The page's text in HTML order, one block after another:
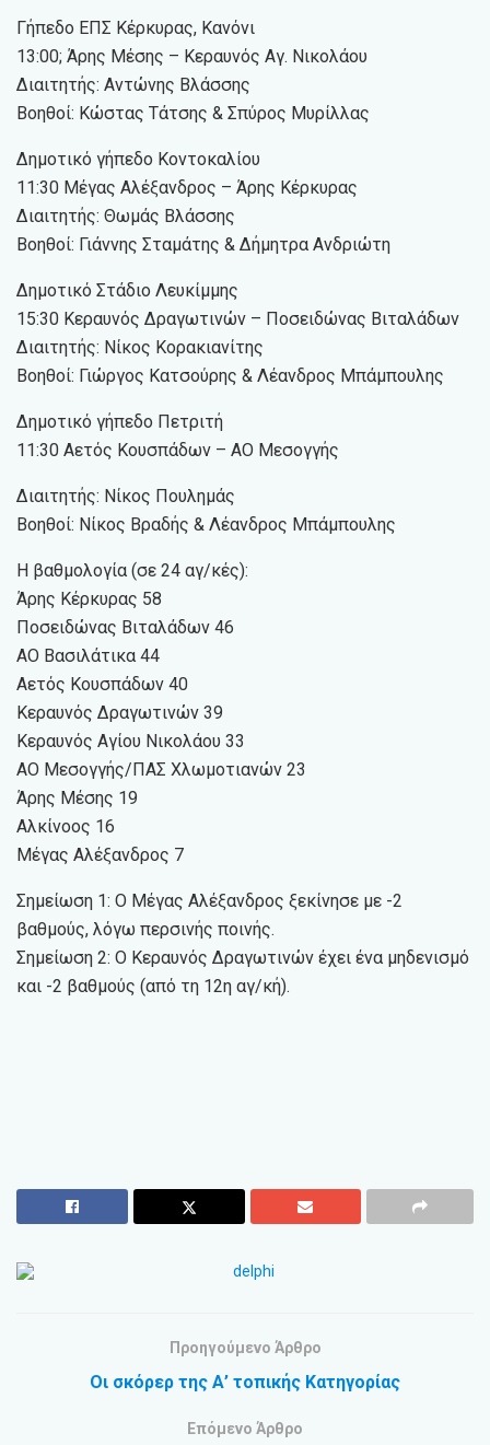
Γήπεδο ΕΠΣ Κέρκυρας, Κανόνι
13:00; Άρης Μέσης – Κεραυνός Αγ. Νικολάου
Διαιτητής: Αντώνης Βλάσσης
Βοηθοί: Κώστας Τάτσης & Σπύρος Μυρίλλας
Δημοτικό γήπεδο Κοντοκαλίου
11:30 Μέγας Αλέξανδρος – Άρης Κέρκυρας
Διαιτητής: Θωμάς Βλάσσης
Βοηθοί: Γιάννης Σταμάτης & Δήμητρα Ανδριώτη
Δημοτικό Στάδιο Λευκίμμης
15:30 Κεραυνός Δραγωτινών – Ποσειδώνας Βιταλάδων
Διαιτητής: Νίκος Κορακιανίτης
Βοηθοί: Γιώργος Κατσούρης & Λέανδρος Μπάμπουλης
Δημοτικό γήπεδο Πετριτή
11:30 Αετός Κουσπάδων – ΑΟ Μεσογγής
Διαιτητής: Νίκος Πουλημάς
Βοηθοί: Νίκος Βραδής & Λέανδρος Μπάμπουλης
Η βαθμολογία (σε 24 αγ/κές):
Άρης Κέρκυρας 58
Ποσειδώνας Βιταλάδων 46
ΑΟ Βασιλάτικα 44
Αετός Κουσπάδων 40
Κεραυνός Δραγωτινών 39
Κεραυνός Αγίου Νικολάου 33
ΑΟ Μεσογγής/ΠΑΣ Χλωμοτιανών 23
Άρης Μέσης 19
Αλκίνοος 16
Μέγας Αλέξανδρος 7
Σημείωση 1: Ο Μέγας Αλέξανδρος ξεκίνησε με -2
βαθμούς, λόγω περσινής ποινής.
Σημείωση 2: Ο Κεραυνός Δραγωτινών έχει ένα μηδενισμό
και -2 βαθμούς (από τη 12η αγ/κή).
Προηγούμενο Άρθρο
Οι σκόρερ της Α’ τοπικής Κατηγορίας
Επόμενο Άρθρο